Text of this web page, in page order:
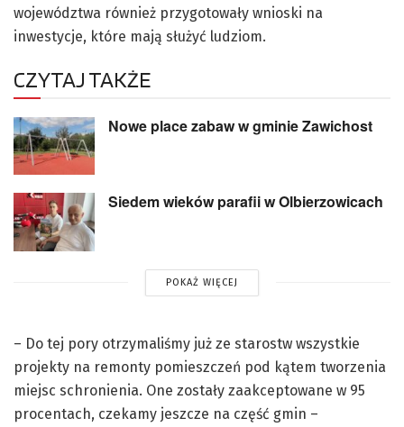
województwa również przygotowały wnioski na
inwestycje, które mają służyć ludziom.
CZYTAJ TAKŻE
Nowe place zabaw w gminie Zawichost
Siedem wieków parafii w Olbierzowicach
POKAŻ WIĘCEJ
– Do tej pory otrzymaliśmy już ze starostw wszystkie
projekty na remonty pomieszczeń pod kątem tworzenia
miejsc schronienia. One zostały zaakceptowane w 95
procentach, czekamy jeszcze na część gmin –